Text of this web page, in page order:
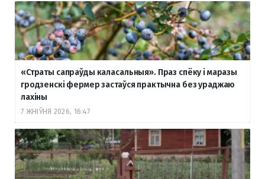
«Страты сапраўды каласальныя». Праз спёку і маразы
гродзенскі фермер застаўся практычна без ураджаю
лахіны
7 ЖНІЎНЯ 2026, 16:47